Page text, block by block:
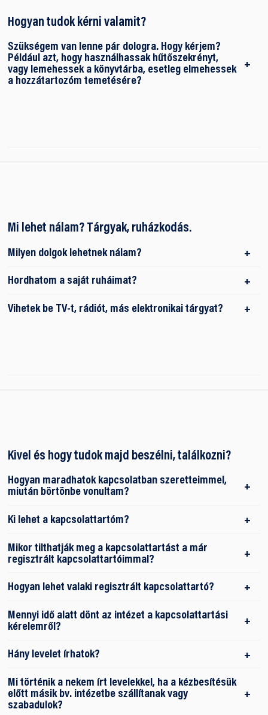
Hogyan tudok kérni valamit?
Szükségem van lenne pár dologra. Hogy kérjem?
Például azt, hogy használhassak hűtőszekrényt,
vagy lemehessek a könyvtárba, esetleg elmehessek
a hozzátartozóm temetésére?
Mi lehet nálam? Tárgyak, ruházkodás.
Milyen dolgok lehetnek nálam?
Hordhatom a saját ruháimat?
Vihetek be TV-t, rádiót, más elektronikai tárgyat?
Kivel és hogy tudok majd beszélni, találkozni?
Hogyan maradhatok kapcsolatban szeretteimmel,
miután börtönbe vonultam?
Ki lehet a kapcsolattartóm?
Mikor tilthatják meg a kapcsolattartást a már
regisztrált kapcsolattartóimmal?
Hogyan lehet valaki regisztrált kapcsolattartó?
Mennyi idő alatt dönt az intézet a kapcsolattartási
kérelemről?
Hány levelet írhatok?
Mi történik a nekem írt levelekkel, ha a kézbesítésük
előtt másik bv. intézetbe szállítanak vagy
szabadulok?